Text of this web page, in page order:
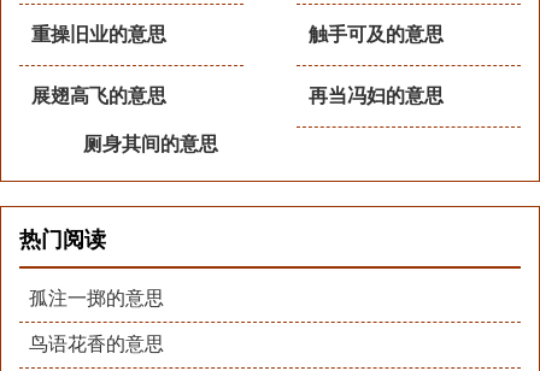
触手可及的意思
重操旧业的意思
再当冯妇的意思
展翅高飞的意思
厕身其间的意思
热门阅读
孤注一掷的意思
鸟语花香的意思